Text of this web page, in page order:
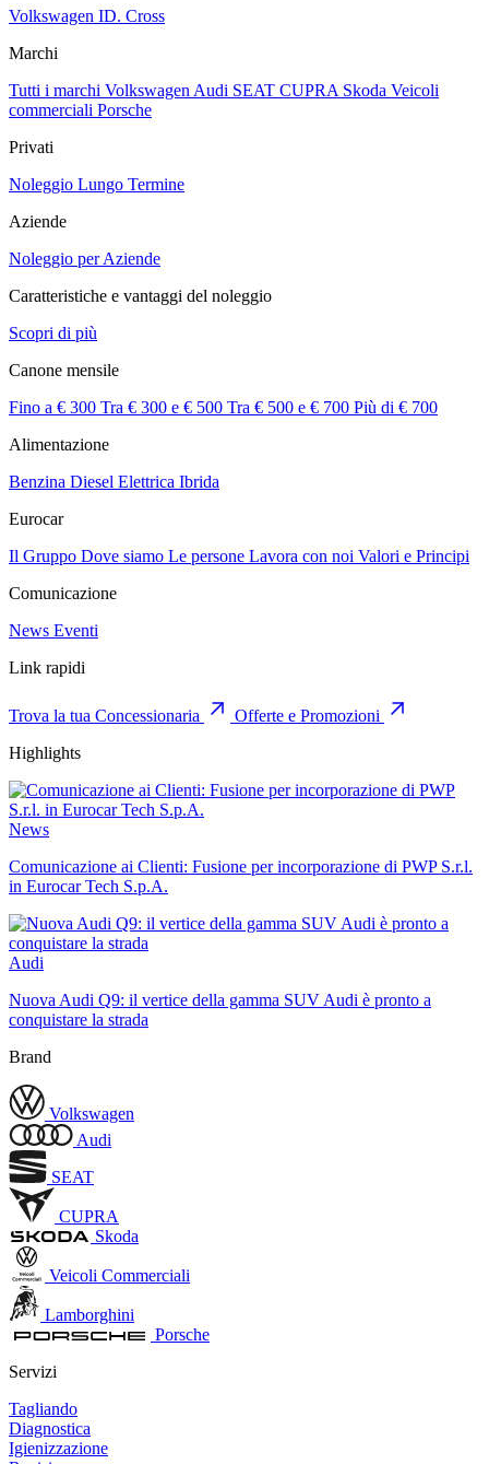
Volkswagen ID. Cross
Marchi
Tutti i marchi Volkswagen Audi SEAT CUPRA Skoda Veicoli
commerciali Porsche
Privati
Noleggio Lungo Termine
Aziende
Noleggio per Aziende
Caratteristiche e vantaggi del noleggio
Scopri di più
Canone mensile
Fino a € 300 Tra € 300 e € 500 Tra € 500 e € 700 Più di € 700
Alimentazione
Benzina Diesel Elettrica Ibrida
Eurocar
Il Gruppo Dove siamo Le persone Lavora con noi Valori e Principi
Comunicazione
News Eventi
Link rapidi
Trova la tua Concessionaria
Offerte e Promozioni
Highlights
News
Comunicazione ai Clienti: Fusione per incorporazione di PWP S.r.l.
in Eurocar Tech S.p.A.
Audi
Nuova Audi Q9: il vertice della gamma SUV Audi è pronto a
conquistare la strada
Brand
Volkswagen
Audi
SEAT
CUPRA
Skoda
Veicoli Commerciali
Lamborghini
Porsche
Servizi
Tagliando
Diagnostica
Igienizzazione